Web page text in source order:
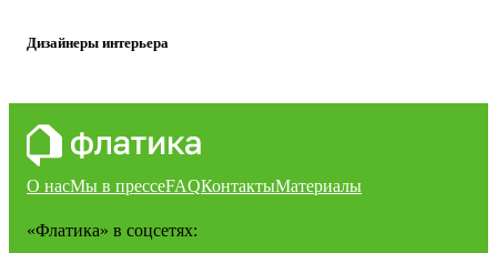
Дизайнеры интерьера
О насМы в прессеFAQКонтактыМатериалы
«Флатика» в соцсетях: